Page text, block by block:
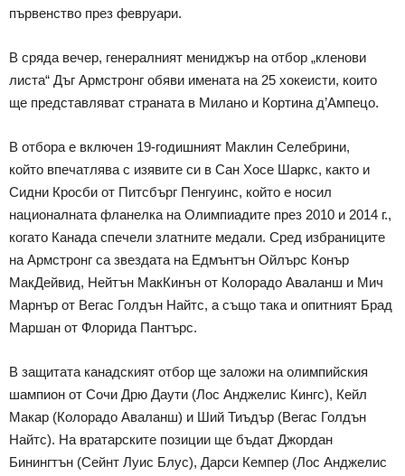
първенство през февруари.
В сряда вечер, генералният мениджър на отбор „кленови
листа“ Дъг Армстронг обяви имената на 25 хокеисти, които
ще представляват страната в Милано и Кортина д’Ампецо.
В отбора е включен 19-годишният Маклин Селебрини,
който впечатлява с изявите си в Сан Хосе Шаркс, както и
Сидни Кросби от Питсбърг Пенгуинс, който е носил
националната фланелка на Олимпиадите през 2010 и 2014 г.,
когато Канада спечели златните медали. Сред избраниците
на Армстронг са звездата на Едмънтън Ойлърс Конър
МакДейвид, Нейтън МакКинън от Колорадо Аваланш и Мич
Марнър от Вегас Голдън Найтс, а също така и опитният Брад
Маршан от Флорида Пантърс.
В защитата канадският отбор ще заложи на олимпийския
шампион от Сочи Дрю Даути (Лос Анджелис Кингс), Кейл
Макар (Колорадо Аваланш) и Ший Тиъдър (Вегас Голдън
Найтс). На вратарските позиции ще бъдат Джордан
Бинингтън (Сейнт Луис Блус), Дарси Кемпер (Лос Анджелис